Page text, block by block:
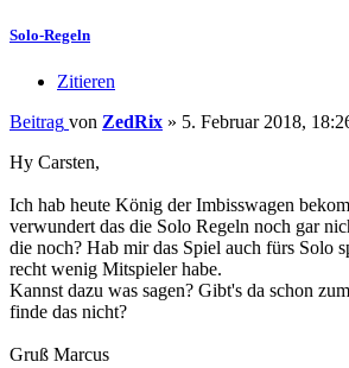
Solo-Regeln
Zitieren
Beitrag von ZedRix » 5. Februar 2018,
Hy Carsten,
Ich hab heute König der Imbisswagen
verwundert das die Solo Regeln noch gar
die noch? Hab mir das Spiel auch fürs Solo
recht wenig Mitspieler habe.
Kannst dazu was sagen? Gibt's da schon
finde das nicht?
Gruß Marcus